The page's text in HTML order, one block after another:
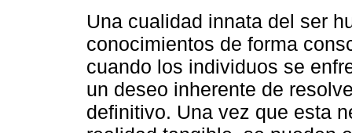
Una cualidad innata del ser
conocimientos de forma
cuando los individuos se
un deseo inherente de
definitivo. Una vez que esta